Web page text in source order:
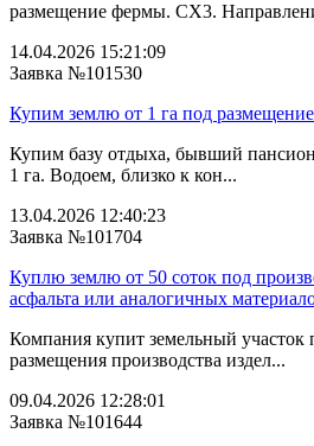
размещение фермы. СХ3.
14.04.2026 15:21:09
Заявка №101530
Купим землю от 1 га под
Купим базу отдыха, бывший
1 га. Водоем, близко к кон...
13.04.2026 12:40:23
Заявка №101704
Куплю землю от 50 соток под
асфальта или аналогичных
Компания купит земельный участок
размещения производства издел...
09.04.2026 12:28:01
Заявка №101644